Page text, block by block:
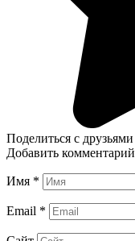
Поделиться с друзьями
Добавить комментарий
Имя *
Email *